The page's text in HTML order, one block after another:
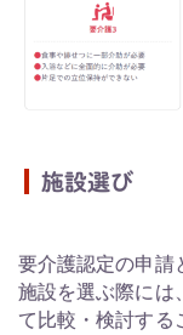
施設選び
要介護認定の申請
施設を選ぶ際には
て比較・検討する